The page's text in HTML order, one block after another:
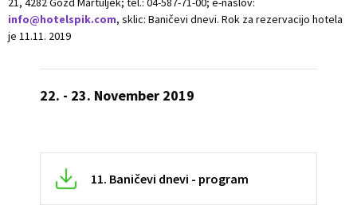
info@hotelspik.com, sklic: Baničevi dnevi. Rok za rezervacijo hotela
je 11.11. 2019
22. - 23. November 2019
11. Baničevi dnevi - program